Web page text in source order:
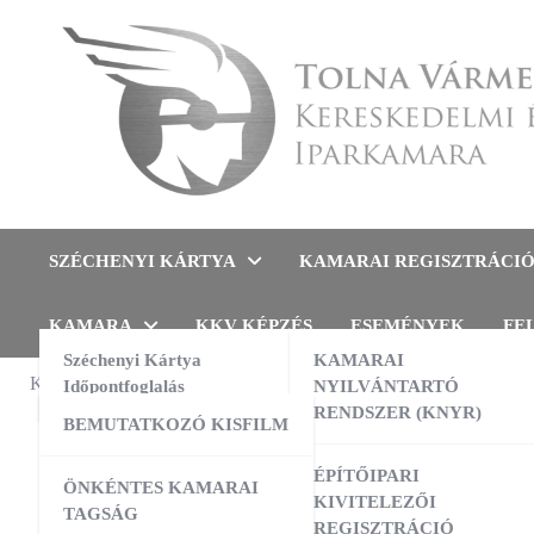
Tolna Vármegyei
SZÉCHENYI KÁRTYA
Széchenyi Kártya
Időpontfoglalás
KAMARAI REGISZTRÁCIÓ
KAMARAI
NYILVÁNTARTÓ
RENDSZER (KNYR)
ÉPÍTŐIPARI
KIVITELEZŐI
REGISZTRÁCIÓ
KAMARA
BEMUTATKOZÓ KISFILM
ÖNKÉNTES KAMARAI
TAGSÁG
KKV KÉPZÉS ESEMÉNYEK
5/
KAMARAI ESEMÉNYEK
AI a nyelvtanulás szolgálatában –
gyakorlati workshop